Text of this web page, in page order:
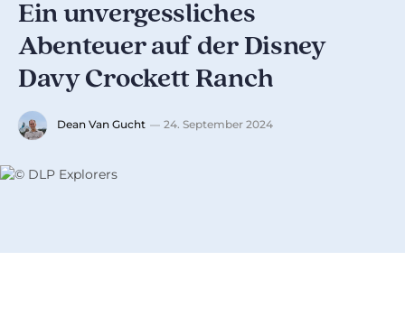
Ein unvergessliches
Abenteuer auf der Disney
Davy Crockett Ranch
Dean Van Gucht 24. September 2024